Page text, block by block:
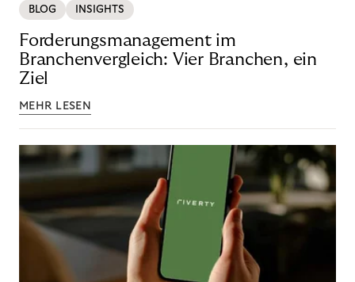
BLOG INSIGHTS
Forderungsmanagement im
Branchenvergleich: Vier Branchen, ein
Ziel
MEHR LESEN